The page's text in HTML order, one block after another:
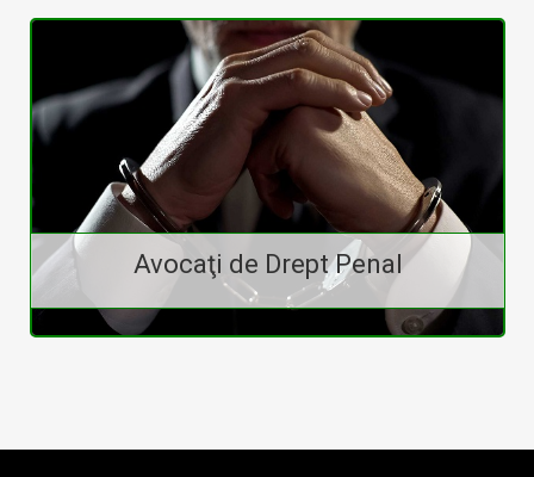
Business
Avocaţi de Drept Penal